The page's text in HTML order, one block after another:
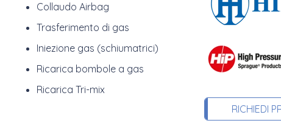
Collaudo Airbag
Trasferimento di gas
Iniezione gas (schiumatrici)
Ricarica bombole a gas
Ricarica Tri-mix
RICHIEDI